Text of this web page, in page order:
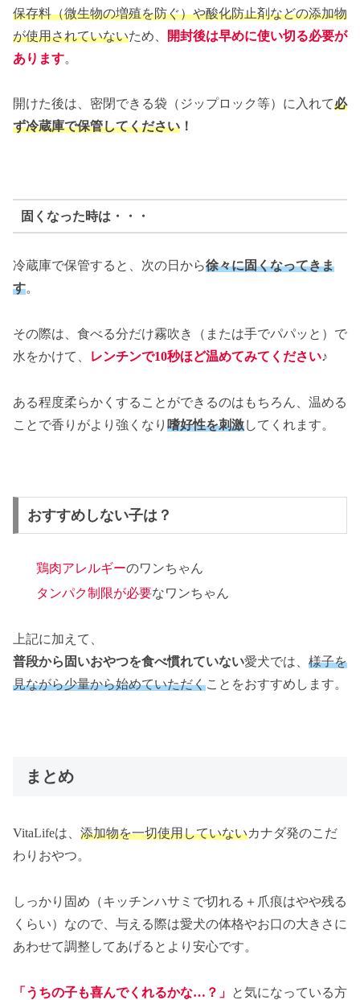
保存料（微生物の増殖を防ぐ）や酸化防止剤などの添加物
が使用されていないため、
開封後は早めに使い切る必要が
あります。
開けた後は、密閉できる袋（ジップロック等）に入れて必
ず冷蔵庫で保管してください ！
固くなった時は・・・
冷蔵庫で保管すると、次の日から徐々に固くなってきま
す。
その際は、食べる分だけ霧吹き（または手でパパッと）で
水をかけて、
レンチンで10秒ほど温めてみてください♪
ある程度柔らかくすることができるのはもちろん、温める
ことで香りがより強くなり 嗜好性を刺激してくれます。
おすすめしない子は？
鶏肉アレルギーのワンちゃん
タンパク制限が必要なワンちゃん
上記に加えて、
普段から固いおやつを食べ慣れていない愛犬では、 様子を
見ながら少量から始めていただくことをおすすめします。
まとめ
VitaLifeは、 添加物を一切使用していないカナダ発のこだ
わりおやつ。
しっかり固め（キッチンハサミで切れる＋爪痕はやや残る
くらい）なので、与える際は愛犬の体格やお口の大きさに
あわせて調整してあげるとより安心です。
「うちの子も喜んでくれるかな…？」 と気になっている方